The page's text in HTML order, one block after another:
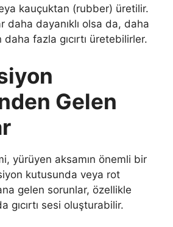
kauçuktan (rubber) üretilir.
daha dayanıklı olsa da, daha
fazla gıcırtı üretebilirler.
Gelen
yürüyen aksamın önemli bir
kutusunda veya rot
gelen sorunlar, özellikle
gıcırtı sesi oluşturabilir.